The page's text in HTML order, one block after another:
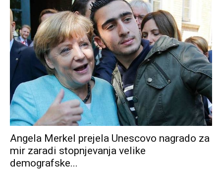
Angela Merkel prejela Unescovo nagrado za
mir zaradi stopnjevanja velike
demografske...